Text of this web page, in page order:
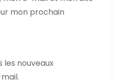
mon prochain
les nouveaux